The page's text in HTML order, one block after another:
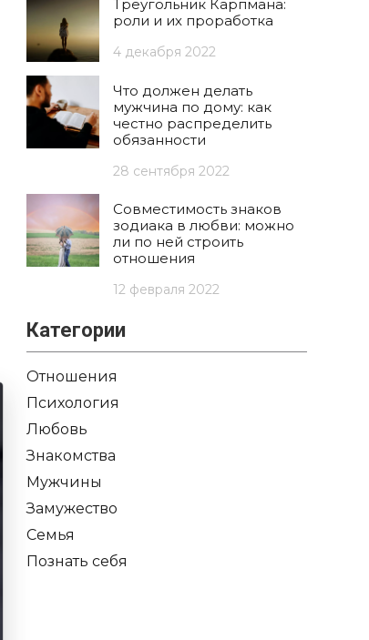
Треугольник Карпмана:
роли и их проработка
4 декабря 2022
Что должен делать
мужчина по дому: как
честно распределить
обязанности
28 сентября 2022
Совместимость знаков
зодиака в любви: можно
ли по ней строить
отношения
12 февраля 2022
Категории
Отношения
Психология
Любовь
Знакомства
Мужчины
Замужество
Семья
Познать себя